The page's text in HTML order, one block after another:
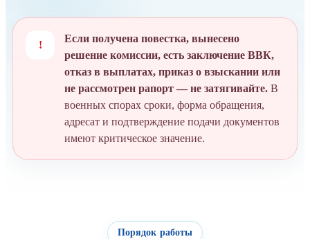
!
Если получена повестка, вынесено
решение комиссии, есть заключение ВВК,
отказ в выплатах, приказ о взыскании или
не рассмотрен рапорт — не затягивайте. В
военных спорах сроки, форма обращения,
адресат и подтверждение подачи документов
имеют критическое значение.
Порядок работы